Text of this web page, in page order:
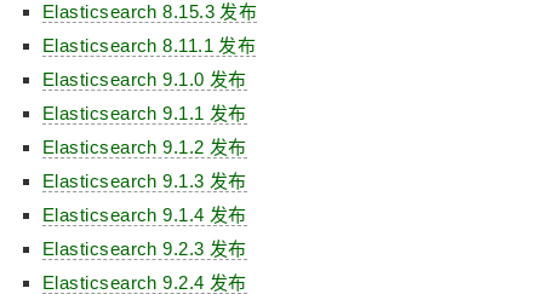
Elasticsearch 8.15.3 发布
Elasticsearch 8.11.1 发布
Elasticsearch 9.1.0 发布
Elasticsearch 9.1.1 发布
Elasticsearch 9.1.2 发布
Elasticsearch 9.1.3 发布
Elasticsearch 9.1.4 发布
Elasticsearch 9.2.3 发布
Elasticsearch 9.2.4 发布